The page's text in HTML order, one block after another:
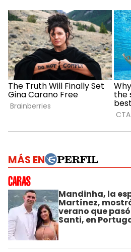
MÁS EN
Mandinha, la
Martínez,
verano que
Santi, en